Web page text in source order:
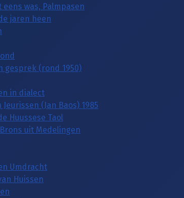
eens was, Palmpasen
jaren heen
gesprek (rond 1950)
in dialect
(Jan Baos) 1985
Huussese Taol
uit Medelingen
Umdracht
Huissen